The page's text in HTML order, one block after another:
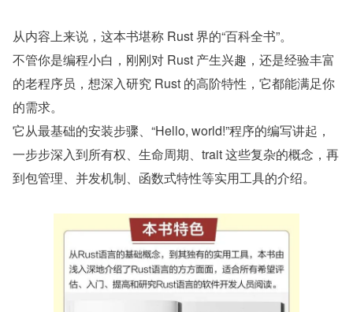
从内容上来说，这本书堪称 Rust 界的“百科全书”。
不管你是编程小白，刚刚对 Rust 产生兴趣，还是经验丰富
的老程序员，想深入研究 Rust 的高阶特性，它都能满足你
的需求。
它从最基础的安装步骤、“Hello, world!”程序的编写讲起，
一步步深入到所有权、生命周期、trait 这些复杂的概念，再
到包管理、并发机制、函数式特性等实用工具的介绍。